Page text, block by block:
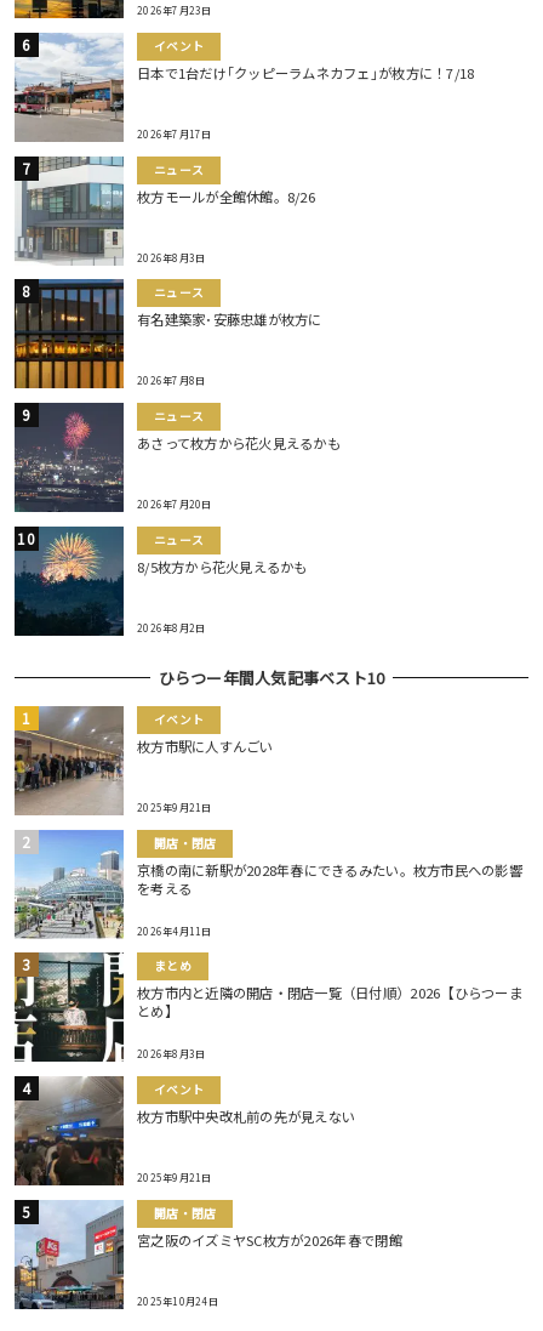
2026年7月23日
イベント
日本で1台だけ｢クッピーラムネカフェ｣が枚方に！7/18
2026年7月17日
ニュース
枚方モールが全館休館。8/26
2026年8月3日
ニュース
有名建築家･安藤忠雄が枚方に
2026年7月8日
ニュース
あさって枚方から花火見えるかも
2026年7月20日
ニュース
8/5枚方から花火見えるかも
2026年8月2日
ひらつー年間人気記事ベスト10
イベント
枚方市駅に人すんごい
2025年9月21日
開店・閉店
京橋の南に新駅が2028年春にできるみたい。枚方市民への影響
を考える
2026年4月11日
まとめ
枚方市内と近隣の開店・閉店一覧（日付順）2026【ひらつーま
とめ】
2026年8月3日
イベント
枚方市駅中央改札前の先が見えない
2025年9月21日
開店・閉店
宮之阪のイズミヤSC枚方が2026年春で閉館
2025年10月24日